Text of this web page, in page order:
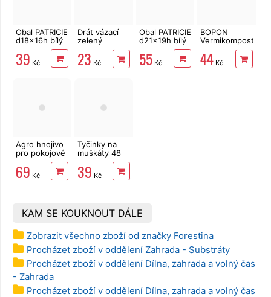
Obal PATRICIE
d18x16h bílý
39 Kč
Drát vázací
zelený
0,6mm, 30m
23 Kč
Obal PATRICIE
d21x19h bílý
55Kč
BOPON
Vermikompost
na orchideje
500ml
44 Kč
Agro hnojivo
pro pokojové
rostliny 1 l
69 Kč
Tyčinky na
muškáty 48
39 Kč
KAM SE KOUKNOUT DÁLE
Zobrazit všechno zboží od značky Forestina
Procházet zboží v oddělení Zahrada - Substráty
Procházet zboží v oddělení Dílna, zahrada a volný čas
- Zahrada
Procházet zboží v oddělení Dílna, zahrada a volný čas